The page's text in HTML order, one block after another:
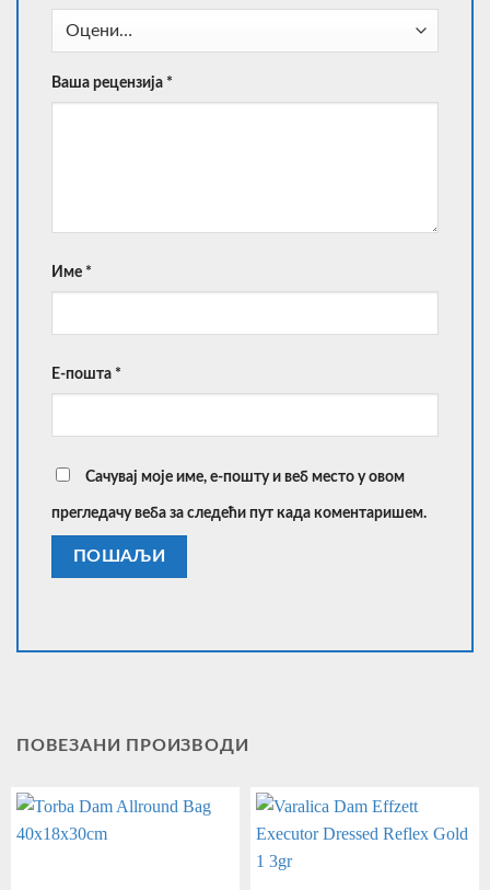
Ваша рецензија *
Име *
Е-пошта *
Сачувај моје име, е-пошту и веб место у овом
прегледачу веба за следећи пут када коментаришем.
ПОВЕЗАНИ ПРОИЗВОДИ